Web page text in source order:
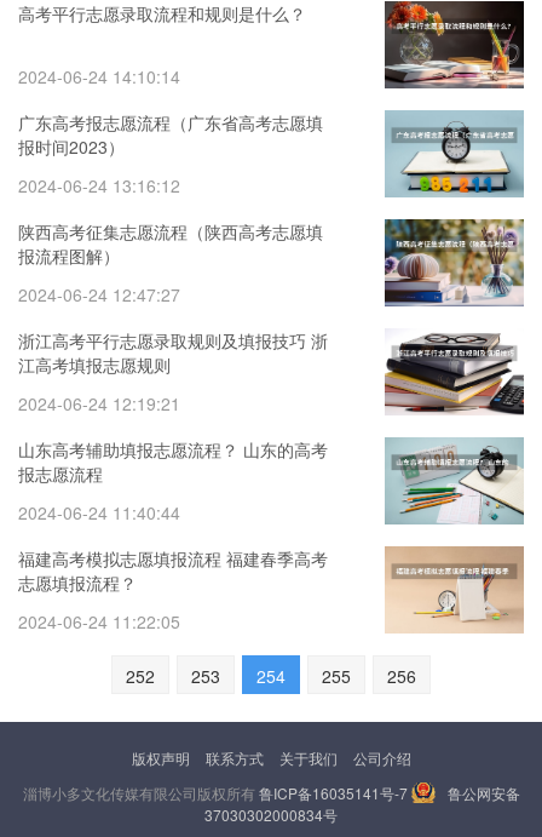
高考平行志愿录取流程和规则是什么？
2024-06-24 14:10:14
广东高考报志愿流程（广东省高考志愿填
报时间2023）
2024-06-24 13:16:12
陕西高考征集志愿流程（陕西高考志愿填
报流程图解）
2024-06-24 12:47:27
浙江高考平行志愿录取规则及填报技巧 浙
江高考填报志愿规则
2024-06-24 12:19:21
山东高考辅助填报志愿流程？ 山东的高考
报志愿流程
2024-06-24 11:40:44
福建高考模拟志愿填报流程 福建春季高考
志愿填报流程？
2024-06-24 11:22:05
252 253 254 255 256
版权声明 联系方式 关于我们
公司介绍
淄博小多文化传媒有限公司版权所有鲁ICP备16035141号-7
鲁公网安备
37030302000834号